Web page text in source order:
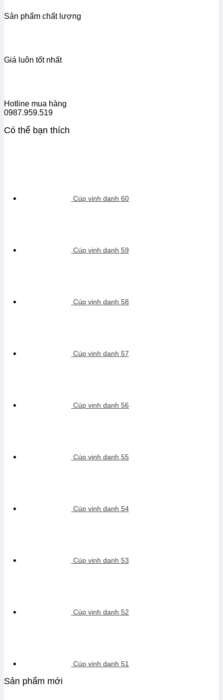
Sản phẩm chất lượng
Giá luôn tốt nhất
Hotline mua hàng
0987.959.519
Có thể bạn thích
Cúp vinh danh 60
Cúp vinh danh 59
Cúp vinh danh 58
Cúp vinh danh 57
Cúp vinh danh 56
Cúp vinh danh 55
Cúp vinh danh 54
Cúp vinh danh 53
Cúp vinh danh 52
Cúp vinh danh 51
Sản phẩm mới